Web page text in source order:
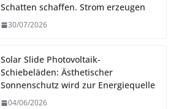
Schatten schaffen. Strom erzeugen
30/07/2026
Solar Slide Photovoltaik-
Schiebeläden: Ästhetischer
Sonnenschutz wird zur Energiequelle
04/06/2026